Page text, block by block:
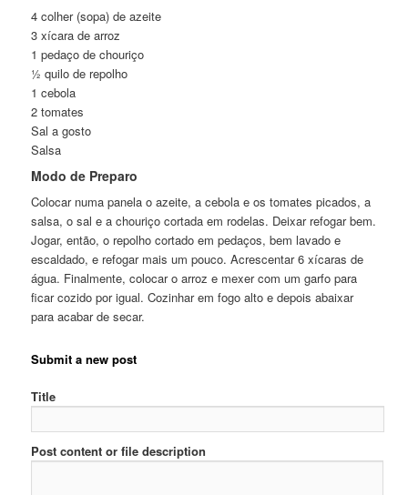
4 colher (sopa) de azeite
3 xícara de arroz
1 pedaço de chouriço
½ quilo de repolho
1 cebola
2 tomates
Sal a gosto
Salsa
Modo de Preparo
Colocar numa panela o azeite, a cebola e os tomates picados, a
salsa, o sal e a chouriço cortada em rodelas. Deixar refogar bem.
Jogar, então, o repolho cortado em pedaços, bem lavado e
escaldado, e refogar mais um pouco. Acrescentar 6 xícaras de
água. Finalmente, colocar o arroz e mexer com um garfo para
ficar cozido por igual. Cozinhar em fogo alto e depois abaixar
para acabar de secar.
Submit a new post
Title
Post content or file description